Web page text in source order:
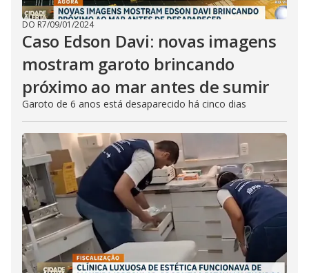
DO R7/09/01/2024
Caso Edson Davi: novas imagens
mostram garoto brincando
próximo ao mar antes de sumir
Garoto de 6 anos está desaparecido há cinco dias